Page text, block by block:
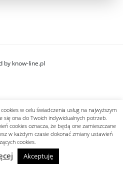
by know-line.pl
w celu świadczenia usług na najwyższym
się ona do Twoich indywidualnych potrzeb.
cookies oznacza, że będą one zamieszczane
w każdym czasie dokonać zmiany ustawień
cookies.
Akceptuję